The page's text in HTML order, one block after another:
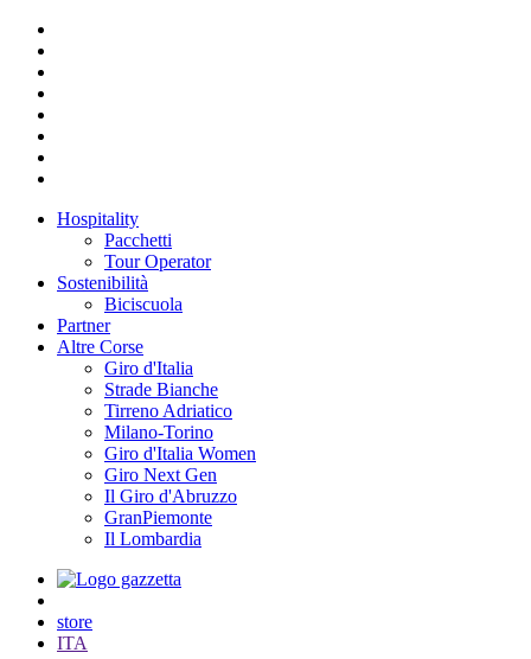
Hospitality
Pacchetti
Tour Operator
Sostenibilità
Biciscuola
Partner
Altre Corse
Giro d'Italia
Strade Bianche
Tirreno Adriatico
Milano-Torino
Giro d'Italia Women
Giro Next Gen
Il Giro d'Abruzzo
GranPiemonte
Il Lombardia
store
ITA